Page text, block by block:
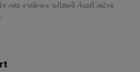
તથા સ્પર્ધાત્મક પરીક્ષાની તૈયારી માટેના